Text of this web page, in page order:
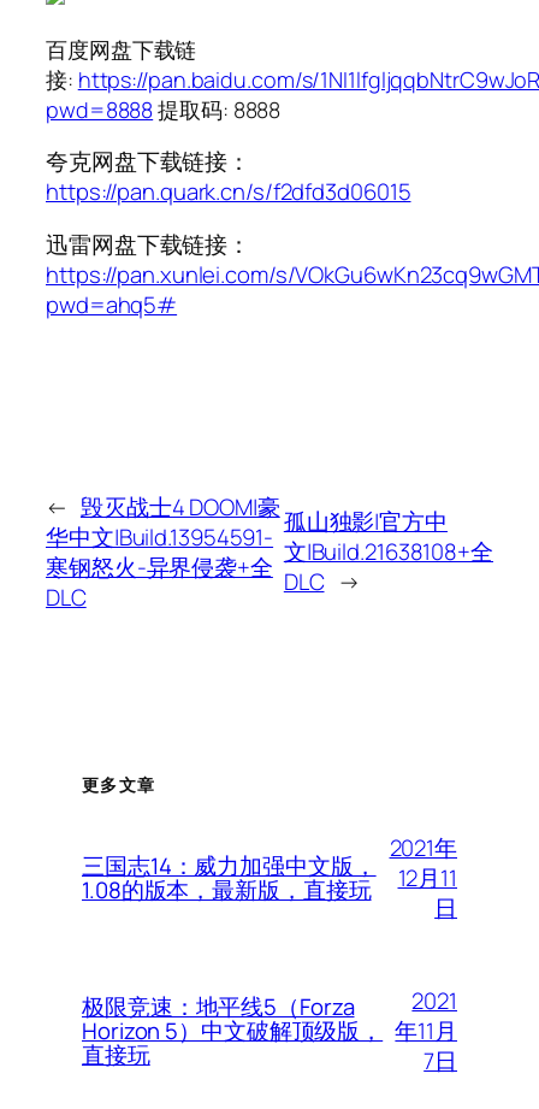
百度网盘下载链
接: https://pan.baidu.com/s/
pwd=8888提取码: 8888
夸克网盘下载链接：
https://pan.quark.cn/s/f2dfd3d06015
迅雷网盘下载链接：
https://pan.xunlei.com/s/
pwd=ahq5#
← 毁灭战士4 DOOM|豪
华中文|Build.13954591-
寒钢怒火-异界侵袭+全
DLC
孤山独影|官方中
文|Build.21638108+全
DLC →
更多文章
三国志14：威力加强中文版，
1.08的版本，最新版，直接玩
2021年
12月11
日
极限竞速：地平线5（Forza
Horizon 5）中文破解顶级版，
直接玩
2021
年11月
7日